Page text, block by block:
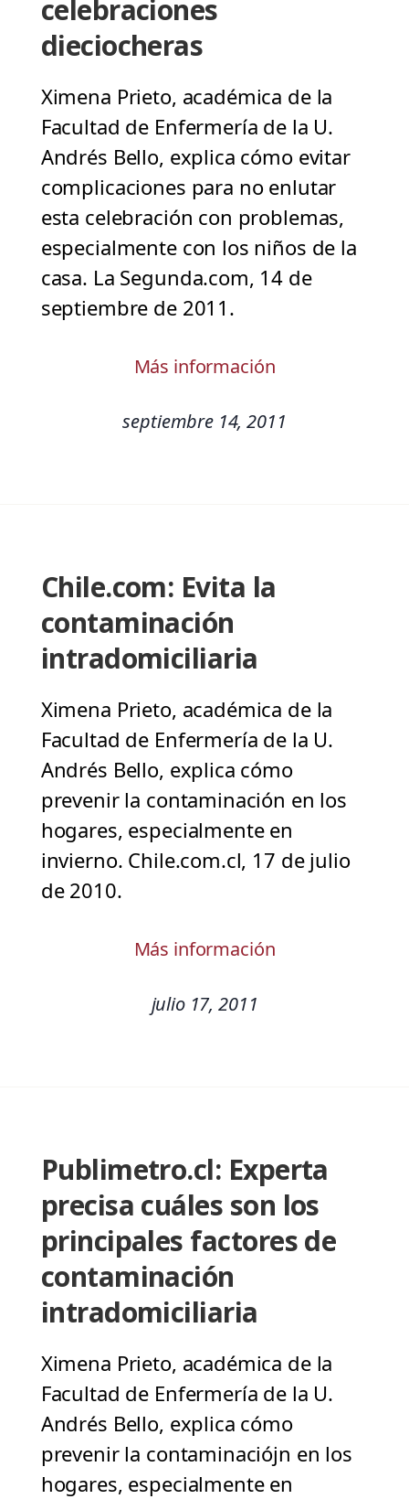
celebraciones
dieciocheras
Ximena Prieto, académica de la
Facultad de Enfermería de la U.
Andrés Bello, explica cómo evitar
complicaciones para no enlutar
esta celebración con problemas,
especialmente con los niños de la
casa. La Segunda.com, 14 de
septiembre de 2011.
Más información
septiembre 14, 2011
Chile.com: Evita la
contaminación
intradomiciliaria
Ximena Prieto, académica de la
Facultad de Enfermería de la U.
Andrés Bello, explica cómo
prevenir la contaminación en los
hogares, especialmente en
invierno. Chile.com.cl, 17 de julio
de 2010.
Más información
julio 17, 2011
Publimetro.cl: Experta
precisa cuáles son los
principales factores de
contaminación
intradomiciliaria
Ximena Prieto, académica de la
Facultad de Enfermería de la U.
Andrés Bello, explica cómo
prevenir la contaminaciójn en los
hogares, especialmente en